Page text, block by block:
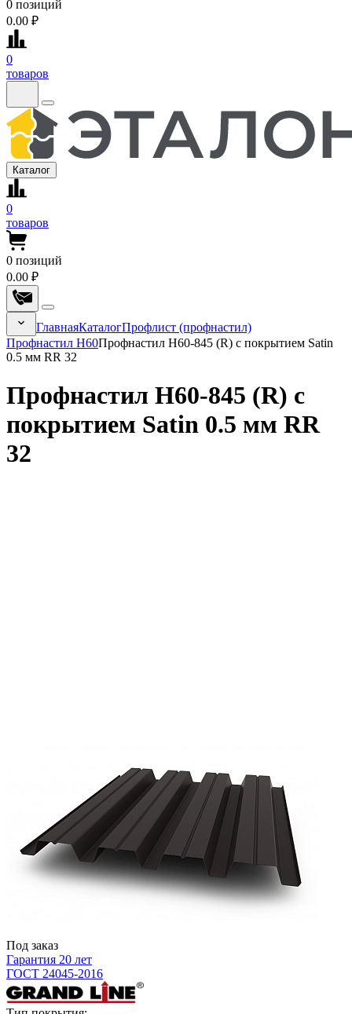
0 позиций
0.00 ₽
0
товаров
Каталог
0
товаров
0 позиций
0.00 ₽
ГлавнаяКаталогПрофлист (профнастил)
Профнастил Н60Профнастил Н60-845 (R) с покрытием Satin
0.5 мм RR 32
Профнастил Н60-845 (R) с
покрытием Satin 0.5 мм RR
32
Под заказ
Гарантия 20 лет
ГОСТ 24045-2016